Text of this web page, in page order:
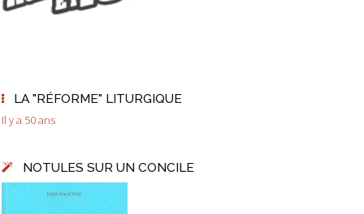
LA "RÉFORME" LITURGIQUE
Il y a 50 ans
NOTULES SUR UN CONCILE